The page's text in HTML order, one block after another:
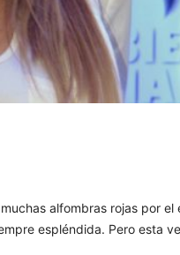
alfombras rojas por el
espléndida. Pero esta